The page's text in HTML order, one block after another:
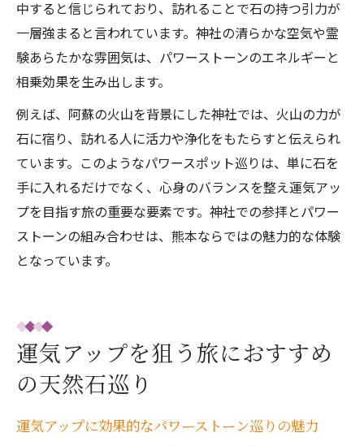
中すると信じられており、訪れることで石の持つ引力が
一層強まると言われています。神社の清らかな空気や霊
験あらたかな雰囲気は、パワーストーンのエネルギーと
相乗効果を生み出します。
例えば、阿蘇の火山を背景にした神社では、火山の力が
石に宿り、訪れる人に活力や浄化をもたらすと伝えられ
ています。このようなパワースポット巡りは、単に石を
手に入れるだけでなく、心身のバランスを整え運気アッ
プを目指す旅の重要な要素です。神社での参拝とパワー
ストーンの組み合わせは、熊本ならではの魅力的な体験
となっています。
運気アップを狙う旅におすすめ
の天然石巡り
運気アップに効果的なパワーストーン巡りの魅力